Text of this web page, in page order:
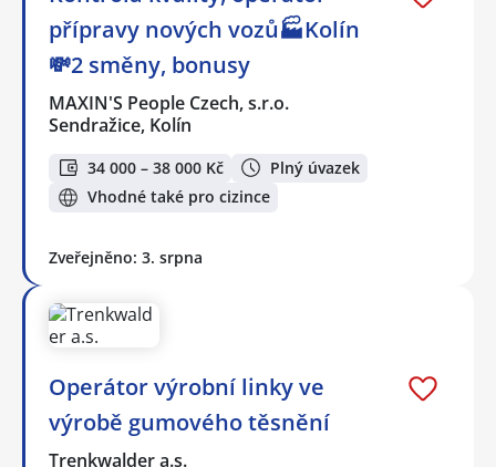
přípravy nových vozů🏭Kolín
💸2 směny, bonusy
MAXIN'S People Czech, s.r.o.
Sendražice, Kolín
34 000 – 38 000 Kč
Plný úvazek
Vhodné také pro cizince
Zveřejněno: 3. srpna
Operátor výrobní linky ve
výrobě gumového těsnění
Trenkwalder a.s.